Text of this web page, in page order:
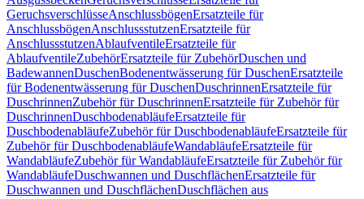
GeruchsverschlüsseAnschlussbögenErsatzteile für
AnschlussbögenAnschlussstutzenErsatzteile für
AnschlussstutzenAblaufventileErsatzteile für
AblaufventileZubehörErsatzteile für ZubehörDuschen und
BadewannenDuschenBodenentwässerung für DuschenErsatzteile
für Bodenentwässerung für DuschenDuschrinnenErsatzteile für
DuschrinnenZubehör für DuschrinnenErsatzteile für Zubehör für
DuschrinnenDuschbodenabläufeErsatzteile für
DuschbodenabläufeZubehör für DuschbodenabläufeErsatzteile für
Zubehör für DuschbodenabläufeWandabläufeErsatzteile für
WandabläufeZubehör für WandabläufeErsatzteile für Zubehör für
WandabläufeDuschwannen und DuschflächenErsatzteile für
Duschwannen und DuschflächenDuschflächen aus